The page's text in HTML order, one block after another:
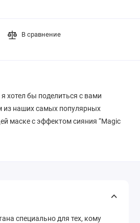
В сравнение
хотел бы поделиться с вами
из наших самых популярных
маске с эффектом сияния “Magic
специально для тех, кому